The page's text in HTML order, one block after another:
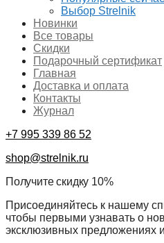
Выбор Strelnik
Новинки
Все товары
Скидки
Подарочный сертификат
Главная
Доставка и оплата
Контакты
Журнал
+7 995 339 86 52
shop@strelnik.ru
Получите скидку 10%
Присоединяйтесь к нашему
чтобы первыми узнавать о
эксклюзивных предложениях